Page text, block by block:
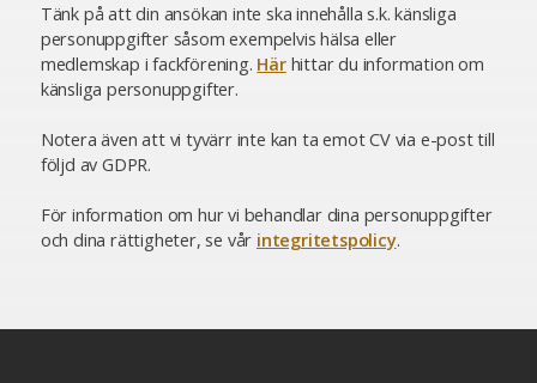
Tänk på att din ansökan inte ska innehålla s.k. känsliga
personuppgifter såsom exempelvis hälsa eller
medlemskap i fackförening. Härhittar du information om
känsliga personuppgifter.
Notera även att vi tyvärr inte kan ta emot CV via e-post till
följd av GDPR.
För information om hur vi behandlar dina personuppgifter
och dina rättigheter, se vår integritetspolicy.